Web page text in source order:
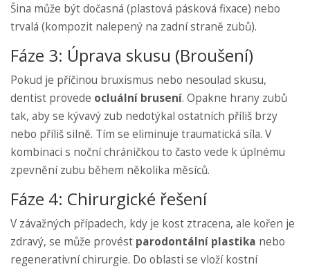
Šina může být dočasná (plastová pásková fixace) nebo
trvalá (kompozit nalepený na zadní straně zubů).
Fáze 3: Úprava skusu (Broušení)
Pokud je příčinou bruxismus nebo nesoulad skusu,
dentist provede ocluální brusení. Opakne hrany zubů
tak, aby se kývavý zub nedotýkal ostatních příliš brzy
nebo příliš silně. Tím se eliminuje traumatická síla. V
kombinaci s noční chráničkou to často vede k úplnému
zpevnění zubu během několika měsíců.
Fáze 4: Chirurgické řešení
V závažných případech, kdy je kost ztracena, ale kořen je
zdravý, se může provést parodontální plastika nebo
regenerativní chirurgie. Do oblasti se vloží kostní